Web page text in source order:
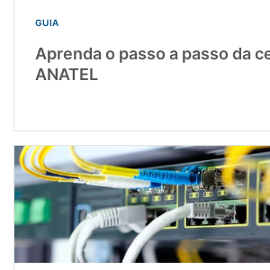
GUIA
Aprenda o passo a passo da
ANATEL